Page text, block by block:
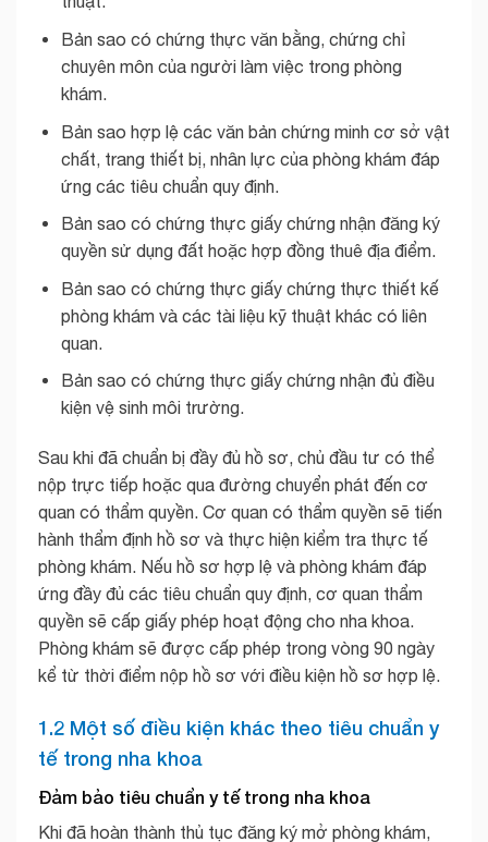
Bản sao có chứng thực văn bằng, chứng chỉ
chuyên môn của người làm việc trong phòng
khám.
Bản sao hợp lệ các văn bản chứng minh cơ sở vật
chất, trang thiết bị, nhân lực của phòng khám đáp
ứng các tiêu chuẩn quy định.
Bản sao có chứng thực giấy chứng nhận đăng ký
quyền sử dụng đất hoặc hợp đồng thuê địa điểm.
Bản sao có chứng thực giấy chứng thực thiết kế
phòng khám và các tài liệu kỹ thuật khác có liên
quan.
Bản sao có chứng thực giấy chứng nhận đủ điều
kiện vệ sinh môi trường.
Sau khi đã chuẩn bị đầy đủ hồ sơ, chủ đầu tư có thể
nộp trực tiếp hoặc qua đường chuyển phát đến cơ
quan có thẩm quyền. Cơ quan có thẩm quyền sẽ tiến
hành thẩm định hồ sơ và thực hiện kiểm tra thực tế
phòng khám. Nếu hồ sơ hợp lệ và phòng khám đáp
ứng đầy đủ các tiêu chuẩn quy định, cơ quan thẩm
quyền sẽ cấp giấy phép hoạt động cho nha khoa.
Phòng khám sẽ được cấp phép trong vòng 90 ngày
kể từ thời điểm nộp hồ sơ với điều kiện hồ sơ hợp lệ.
1.2 Một số điều kiện khác theo tiêu chuẩn y
tế trong nha khoa
Đảm bảo tiêu chuẩn y tế trong nha khoa
Khi đã hoàn thành thủ tục đăng ký mở phòng khám,